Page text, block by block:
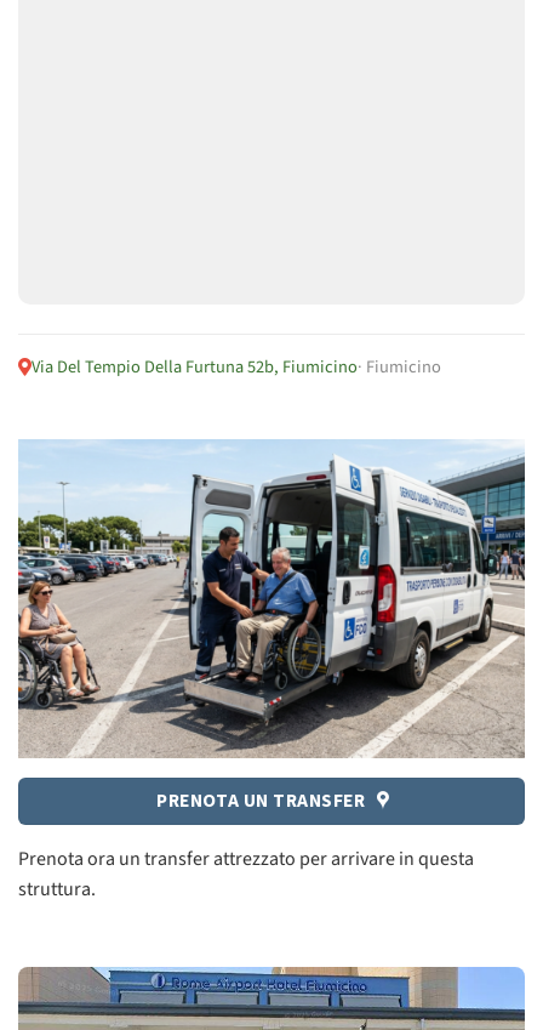
Via Del Tempio Della Furtuna 52b, Fiumicino· Fiumicino
PRENOTA UN TRANSFER
Prenota ora un transfer attrezzato per arrivare in questa
struttura.